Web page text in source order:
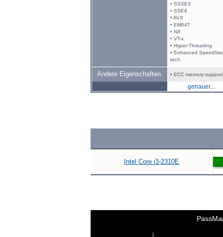
• SSSE3
• SSE4
• AVX
• EM64T
• NX
• VT-x
• Hyper-Threading
• Enhanced
tech.
Andere Eigenschaften • ECC memory support
genauer...
Intel Core i3-2310E